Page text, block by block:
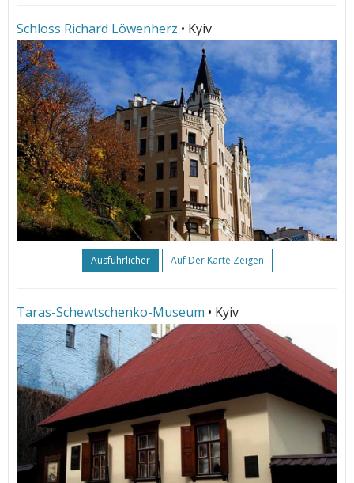
Schloss Richard Löwenherz • Kyiv
Ausführlicher Auf Der Karte Zeigen
Taras-Schewtschenko-Museum • Kyiv